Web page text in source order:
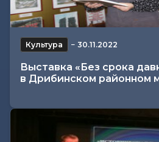
Культура − 30.11.2022
Выставка «Без срока
в Дрибинском районном